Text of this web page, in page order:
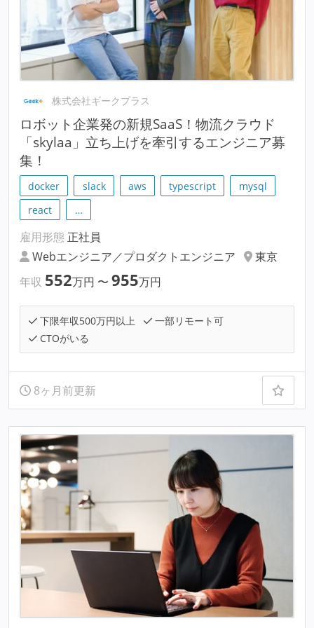
株式会社ギークプラス
ロボット企業発の新規SaaS！物流クラウド
「skylaa」立ち上げを牽引するエンジニア募
集！
docker slack aws typescript
mysql
react
…
雇用形態 正社員
Webエンジニア／プロダクトエンジニア
東京
年収 552万円 〜 955万円
下限年収500万円以上
一部リモート可
CTOがいる
8ヶ月前更新